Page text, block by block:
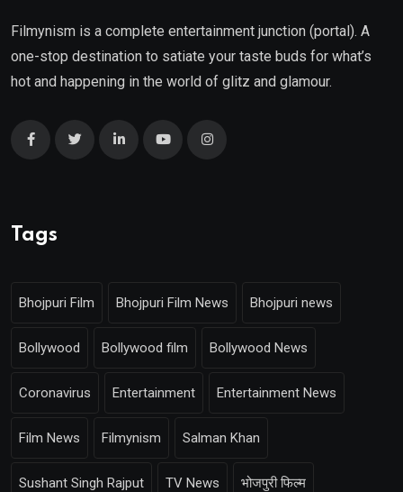
Filmynism is a complete entertainment junction (portal). A
one-stop destination to satiate your taste buds for what’s
hot and happening in the world of glitz and glamour.
Tags
Bhojpuri Film Bhojpuri Film News Bhojpuri news
Bollywood Bollywood film Bollywood News
Coronavirus Entertainment Entertainment News
Film News Filmynism Salman Khan
Sushant Singh Rajput TV News भोजपुरी फिल्म